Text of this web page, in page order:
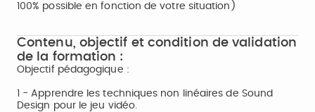
100% possible en fonction de votre situation)
Contenu, objectif et condition de validation
de la formation :
Objectif pédagogique :
1 - Apprendre les techniques non linéaires de Sound
Design pour le jeu vidéo.